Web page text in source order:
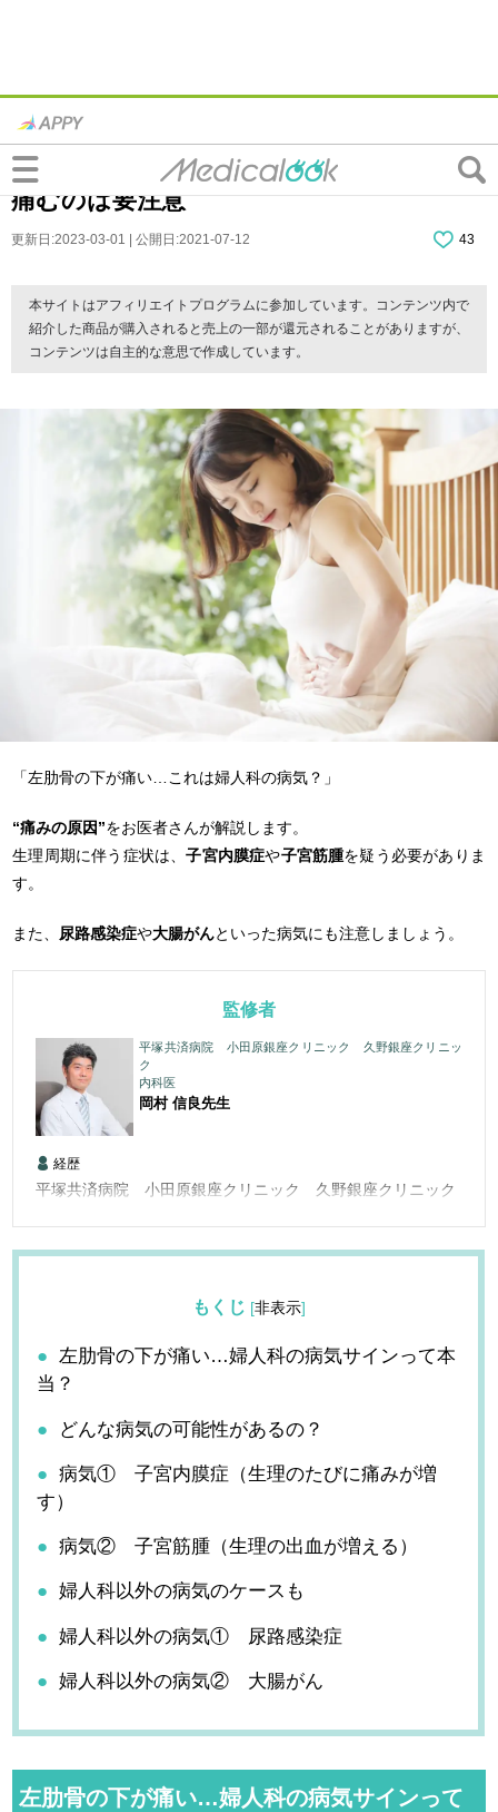
左肋骨の下が痛いのは婦人科の病気サイ
ン？病院は何科？ズキズキ・生理のたびに
痛むのは要注意
更新日:2023-03-01 | 公開日:2021-07-12 43
本サイトはアフィリエイトプログラムに参加しています。コンテンツ内で
紹介した商品が購入されると売上の一部が還元されることがありますが、
コンテンツは自主的な意思で作成しています。
「左肋骨の下が痛い…これは婦人科の病気？」
“痛みの原因”をお医者さんが解説します。
生理周期に伴う症状は、子宮内膜症や子宮筋腫を疑う必要がありま
す。
また、 尿路感染症や大腸がんといった病気にも注意しましょう。
監修者
平塚共済病院 小田原銀座クリニック 久野銀座クリニッ
ク
内科医
岡村 信良先生
経歴
平塚共済病院 小田原銀座クリニック 久野銀座クリニック
もくじ [非表示]
左肋骨の下が痛い…婦人科の病気サインって本
当？
どんな病気の可能性があるの？
病気① 子宮内膜症（生理のたびに痛みが増
す）
病気② 子宮筋腫（生理の出血が増える）
婦人科以外の病気のケースも
婦人科以外の病気① 尿路感染症
婦人科以外の病気② 大腸がん
左肋骨の下が痛い…婦人科の病気サインって